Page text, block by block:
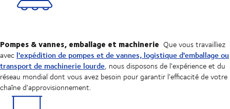
Pompes & vannes, emballage et machinerie Que vous travailliez
avec l'expédition de pompes et de vannes, logistique d'emballage ou
transport de machinerie lourde, nous disposons de l'expérience et du
réseau mondial dont vous avez besoin pour garantir l'efficacité de votre
chaîne d'approvisionnement.